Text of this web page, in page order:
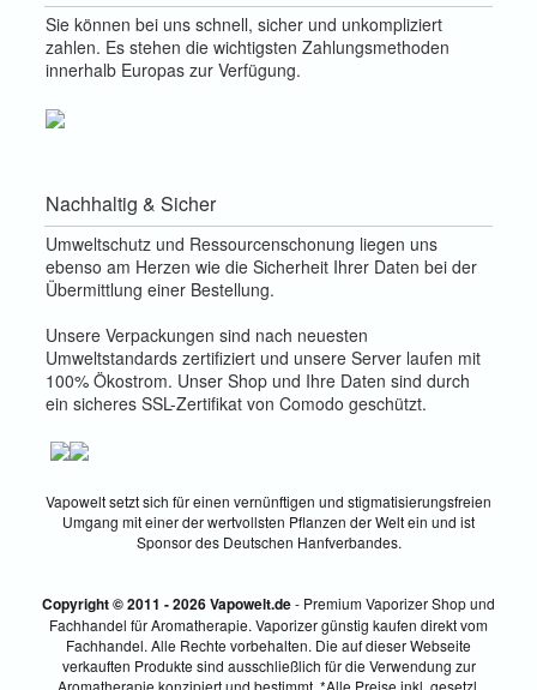
Sie können bei uns schnell, sicher und unkompliziert
zahlen. Es stehen die wichtigsten Zahlungsmethoden
innerhalb Europas zur Verfügung.
Nachhaltig & Sicher
Umweltschutz und Ressourcenschonung liegen uns
ebenso am Herzen wie die Sicherheit Ihrer Daten bei der
Übermittlung einer Bestellung.
Unsere Verpackungen sind nach neuesten
Umweltstandards zertifiziert und unsere Server laufen mit
100% Ökostrom. Unser Shop und Ihre Daten sind durch
ein sicheres SSL-Zertifikat von Comodo geschützt.
Vapowelt setzt sich für einen vernünftigen und stigmatisierungsfreien
Umgang mit einer der wertvollsten Pflanzen der Welt ein und ist
Sponsor des Deutschen Hanfverbandes.
Copyright © 2011 - 2026 Vapowelt.de- Premium Vaporizer Shop und
Fachhandel für Aromatherapie. Vaporizer günstig kaufen direkt vom
Fachhandel. Alle Rechte vorbehalten. Die auf dieser Webseite
verkauften Produkte sind ausschließlich für die Verwendung zur